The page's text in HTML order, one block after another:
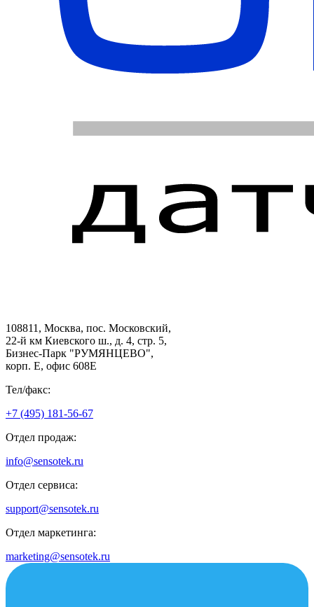
108811, Москва, пос. Московский,
22-й км Киевского ш., д. 4, стр. 5,
Бизнес-Парк "РУМЯНЦЕВО",
корп. Е, офис 608E
Тел/факс:
+7 (495) 181-56-67
Отдел продаж:
info@sensotek.ru
Отдел сервиса:
support@sensotek.ru
Отдел маркетинга:
marketing@sensotek.ru